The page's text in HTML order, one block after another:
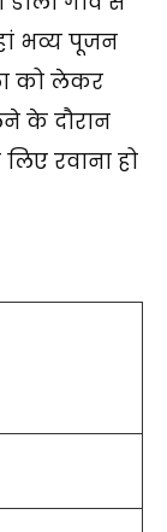
भव्य पूजन
को लेकर
के दौरान
रवाना हो